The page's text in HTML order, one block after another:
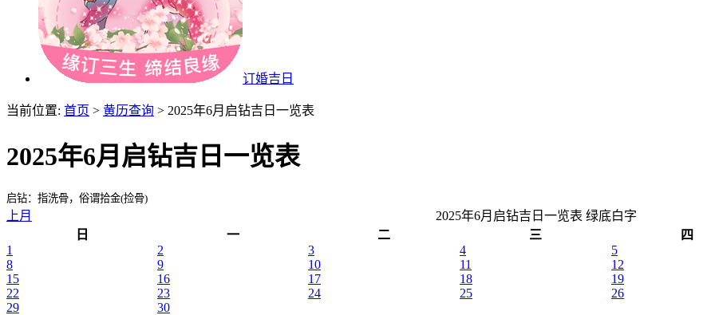
订婚吉日
当前位置: 首页 > 黄历查询 > 2025年6月启钻吉日一览表
2025年6月启钻吉日一览表
启钻：指洗骨，俗谓拾金(捡骨)
上月 2025年6月启钻吉日一览表 绿底白字
日
一 二 三 四
1
2 3 4 5
8
9 10 11 12
15
16 17 18 19
22
23 24 25 26
29
30